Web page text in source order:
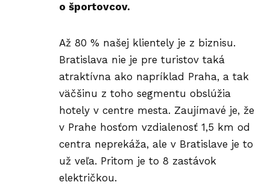
o športovcov.
Až 80 % našej klientely je z biznisu.
Bratislava nie je pre turistov taká
atraktívna ako napríklad Praha, a tak
väčšinu z toho segmentu obslúžia
hotely v centre mesta. Zaujímavé je, že
v Prahe hosťom vzdialenosť 1,5 km od
centra neprekáža, ale v Bratislave je to
už veľa. Pritom je to 8 zastávok
električkou.